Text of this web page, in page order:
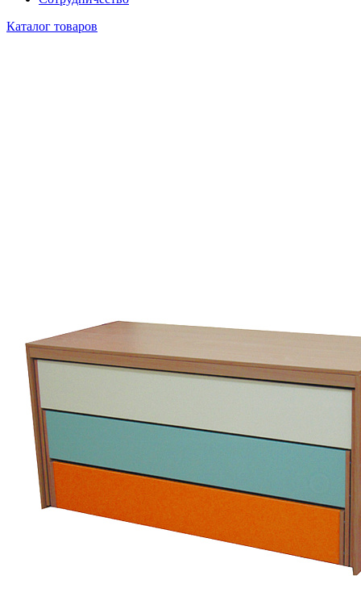
Каталог товаров